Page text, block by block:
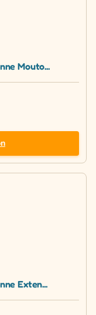
Mouto...
Exten...